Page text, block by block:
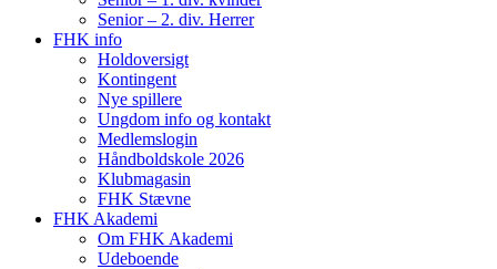
Senior – 2. div. Herrer
FHK info
Holdoversigt
Kontingent
Nye spillere
Ungdom info og kontakt
Medlemslogin
Håndboldskole 2026
Klubmagasin
FHK Stævne
FHK Akademi
Om FHK Akademi
Udeboende